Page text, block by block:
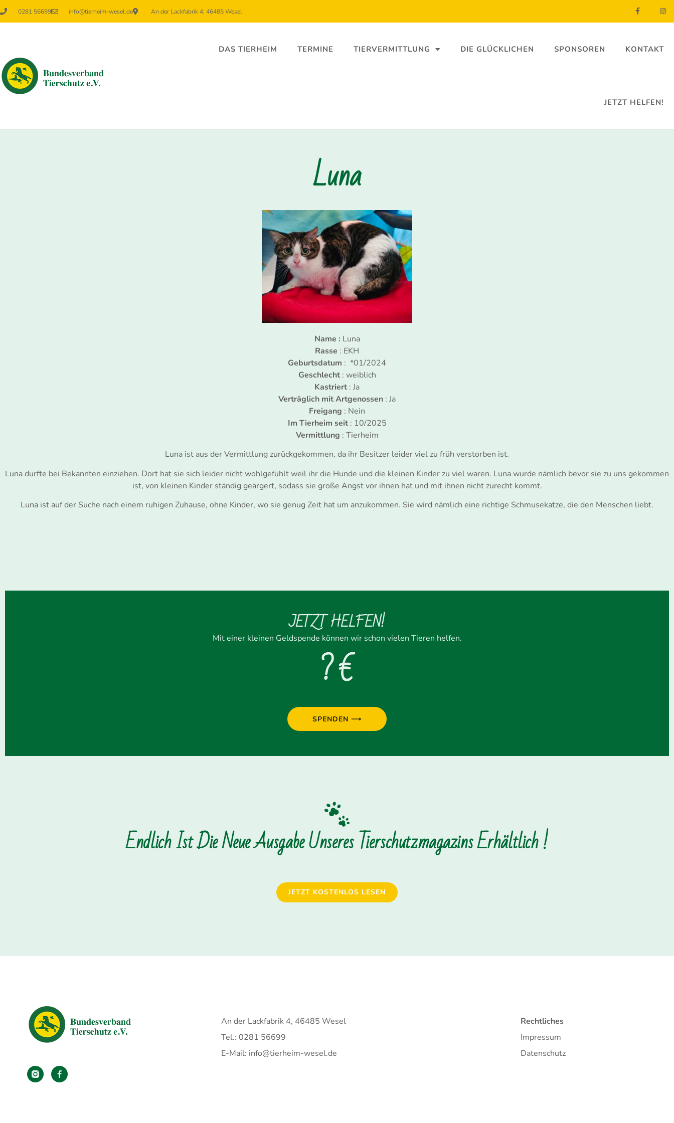
0281 56699 info@tierheim-wesel.de An der Lackfabrik 4, 46485 Wesel
DAS TIERHEIM TERMINE TIERVERMITTLUNG DIE GLÜCKLICHEN SPONSOREN KONTAKT
JETZT HELFEN!
Luna
Name : Luna
Rasse : EKH
Geburtsdatum : *01/2024
Geschlecht: weiblich
Kastriert : Ja
Verträglich mit Artgenossen : Ja
Freigang : Nein
Im Tierheim seit: 10/2025
Vermittlung : Tierheim
Luna ist aus der Vermittlung zurückgekommen, da ihr Besitzer leider viel zu früh verstorben ist.
Luna durfte bei Bekannten einziehen. Dort hat sie sich leider nicht wohlgefühlt weil ihr die Hunde und die kleinen Kinder zu viel waren. Luna wurde nämlich bevor sie zu uns gekommen
ist, von kleinen Kinder ständig geärgert, sodass sie große Angst vor ihnen hat und mit ihnen nicht zurecht kommt.
Luna ist auf der Suche nach einem ruhigen Zuhause, ohne Kinder, wo sie genug Zeit hat um anzukommen. Sie wird nämlich eine richtige Schmusekatze, die den Menschen liebt.
JETZT HELFEN!
Mit einer kleinen Geldspende können wir schon vielen Tieren helfen.
? €
SPENDEN ⟶
Endlich Ist Die Neue Ausgabe Unseres Tierschutzmagazins Erhältlich !
JETZT KOSTENLOS LESEN
An der Lackfabrik 4, 46485 Wesel
Tel.: 0281 56699
E-Mail: info@tierheim-wesel.de
Rechtliches
Impressum
Datenschutz